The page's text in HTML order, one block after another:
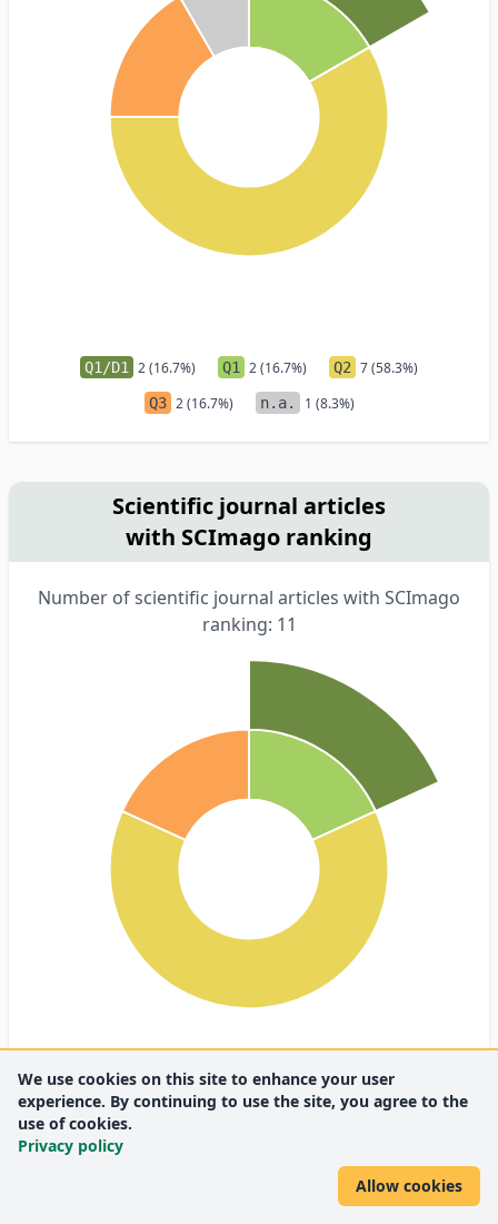
Q1/D1 2 (16.7%) Q1 2 (16.7%) Q2 7 (58.3%)
Q3 2 (16.7%) n.a. 1 (8.3%)
Scientific journal articles
with SCImago ranking
Number of scientific journal articles with SCImago
ranking: 11
Q1/D1
We use cookies on this site to enhance your user
experience. By continuing to use the site, you agree to the
use of cookies.
Privacy policy
Allow cookies